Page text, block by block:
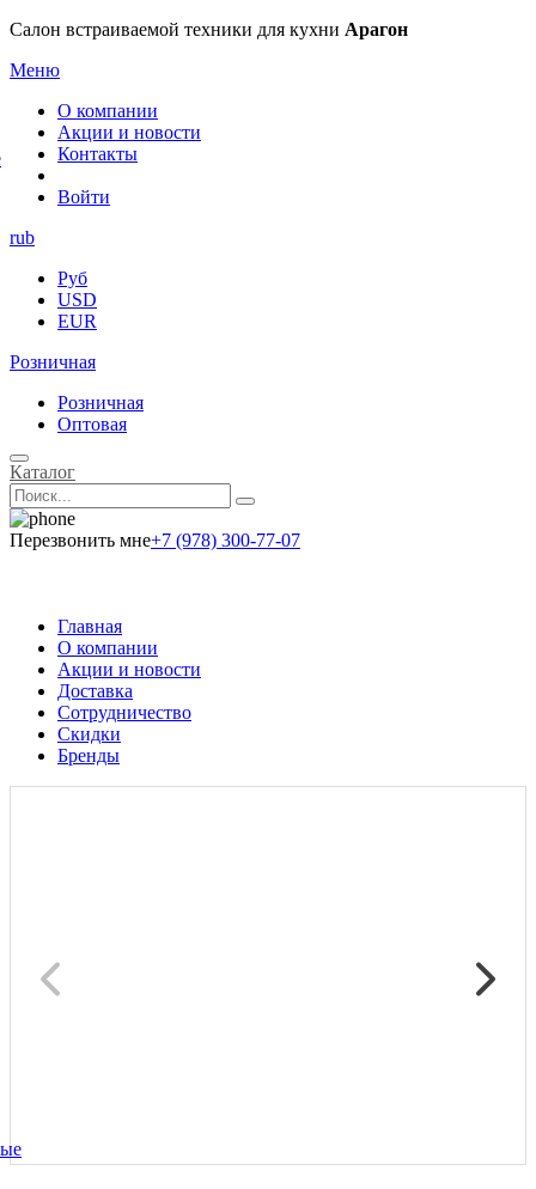
Салон встраиваемой техники для кухни Арагон
Меню
О компании
Акции и новости
Контакты
Войти
rub
Руб
USD
EUR
Розничная
Розничная
Оптовая
Каталог
Перезвонить мне+7 (978) 300-77-07
Главная
О компании
Акции и новости
Доставка
Сотрудничество
Скидки
Бренды